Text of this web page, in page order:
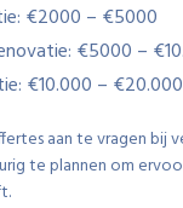
€2000 – €5000
€5000 –
€10.000 –
aan te vragen bij
te plannen om